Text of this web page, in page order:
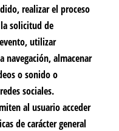
realizar el proceso
solicitud de
utilizar
navegación, almacenar
o sonido o
sociales.
al usuario acceder
de carácter general